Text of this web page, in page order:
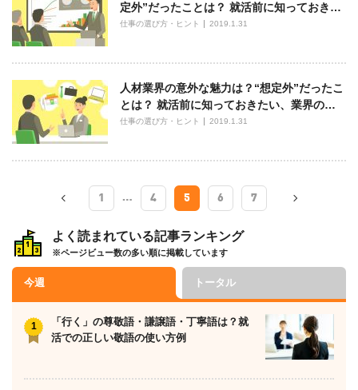
定外”だったことは？ 就活前に知っておき…
仕事の選び方・ヒント 2019.1.31
人材業界の意外な魅力は？“想定外”だったこ
とは？ 就活前に知っておきたい、業界の…
仕事の選び方・ヒント 2019.1.31
1 … 4 5 6 7
よく読まれている記事ランキング
※ページビュー数の多い順に掲載しています
今週 トータル
「行く」の尊敬語・謙譲語・丁寧語は？就
活での正しい敬語の使い方例